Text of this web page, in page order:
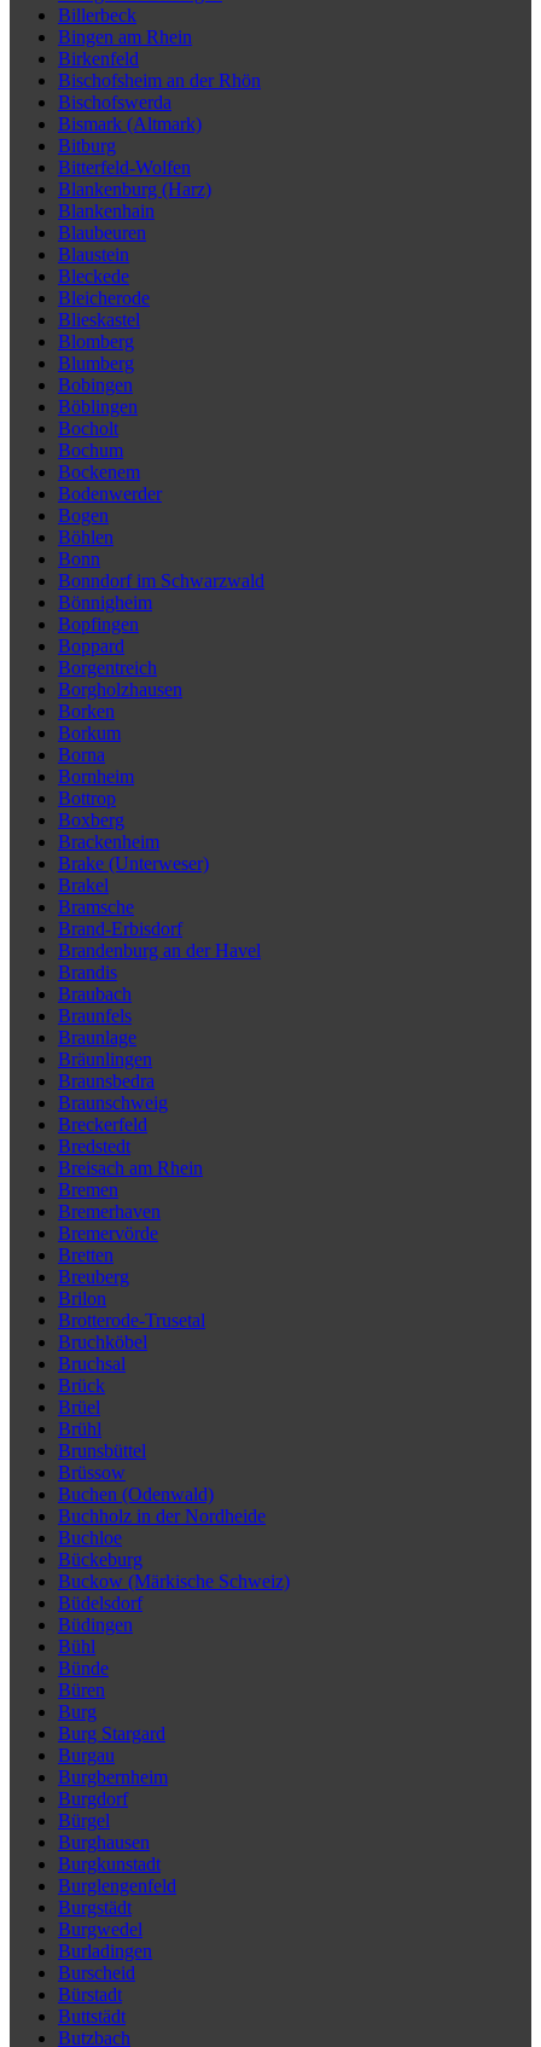
Billerbeck
Bingen am Rhein
Birkenfeld
Bischofsheim an der Rhön
Bischofswerda
Bismark (Altmark)
Bitburg
Bitterfeld-Wolfen
Blankenburg (Harz)
Blankenhain
Blaubeuren
Blaustein
Bleckede
Bleicherode
Blieskastel
Blomberg
Blumberg
Bobingen
Böblingen
Bocholt
Bochum
Bockenem
Bodenwerder
Bogen
Böhlen
Bonn
Bonndorf im Schwarzwald
Bönnigheim
Bopfingen
Boppard
Borgentreich
Borgholzhausen
Borken
Borkum
Borna
Bornheim
Bottrop
Boxberg
Brackenheim
Brake (Unterweser)
Brakel
Bramsche
Brand-Erbisdorf
Brandenburg an der Havel
Brandis
Braubach
Braunfels
Braunlage
Bräunlingen
Braunsbedra
Braunschweig
Breckerfeld
Bredstedt
Breisach am Rhein
Bremen
Bremerhaven
Bremervörde
Bretten
Breuberg
Brilon
Brotterode-Trusetal
Bruchköbel
Bruchsal
Brück
Brüel
Brühl
Brunsbüttel
Brüssow
Buchen (Odenwald)
Buchholz in der Nordheide
Buchloe
Bückeburg
Buckow (Märkische Schweiz)
Büdelsdorf
Büdingen
Bühl
Bünde
Büren
Burg
Burg Stargard
Burgau
Burgbernheim
Burgdorf
Bürgel
Burghausen
Burgkunstadt
Burglengenfeld
Burgstädt
Burgwedel
Burladingen
Burscheid
Bürstadt
Buttstädt
Butzbach